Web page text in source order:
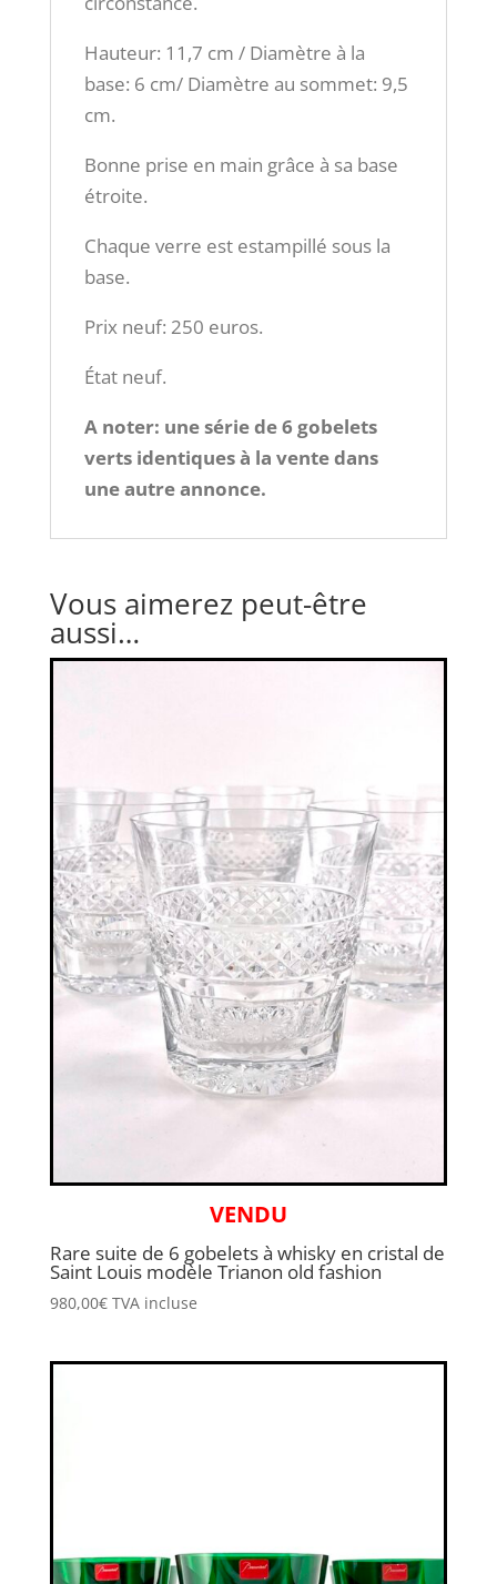
Hauteur: 11,7 cm / Diamètre à la
base: 6 cm/ Diamètre au sommet: 9,5
cm.
Bonne prise en main grâce à sa base
étroite.
Chaque verre est estampillé sous la
base.
Prix neuf: 250 euros.
État neuf.
A noter: une série de 6 gobelets
verts identiques à la vente dans
une autre annonce.
Vous aimerez peut-être
aussi…
VENDU
Rare suite de 6 gobelets à whisky en cristal de
Saint Louis modèle Trianon old fashion
980,00€ TVA incluse